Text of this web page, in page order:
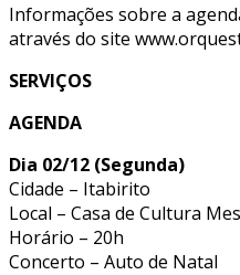
Informações sobre a
através do site
SERVIÇOS
AGENDA
Dia 02/12 (Segunda)
Cidade – Itabirito
Local – Casa de Cultura
Horário – 20h
Concerto – Auto de Natal